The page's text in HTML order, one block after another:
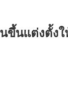
ขึ้นแต่งตั้ง